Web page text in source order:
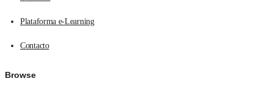
Plataforma e-Learning
Contacto
Browse